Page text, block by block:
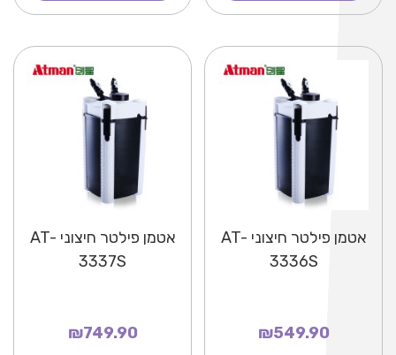
אטמן פילטר חיצוני AT-
3336S
₪549.90
אטמן פילטר חיצוני AT-
3337S
₪749.90